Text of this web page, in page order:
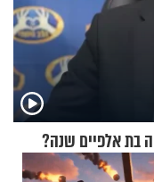
בת אלפיים שנה?